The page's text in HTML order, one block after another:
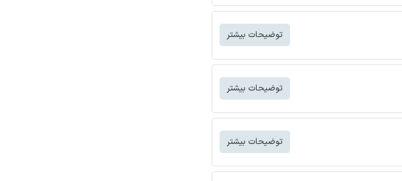
توضیحات بیشتر
توضیحات بیشتر
توضیحات بیشتر